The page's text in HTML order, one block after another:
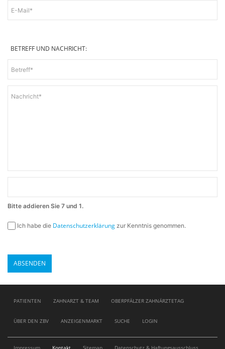
BETREFF UND NACHRICHT:
Bitte addieren Sie 7 und 1.
Ich habe die Datenschutzerklärung zur Kenntnis genommen.
überspringen
PATIENTEN ZAHNARZT & TEAM OBERPFÄLZER ZAHNÄRZTETAG
ÜBER DEN ZBV ANZEIGENMARKT SUCHE LOGIN
Impressum Kontakt Sitemap Datenschutz & Haftungsausschluss